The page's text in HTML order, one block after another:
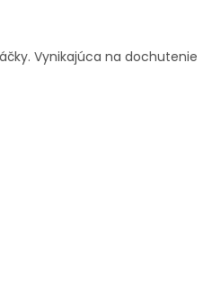
Vynikajúca na dochutenie